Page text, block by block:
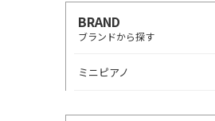
BRAND
ブランドから探す
ミニピアノ